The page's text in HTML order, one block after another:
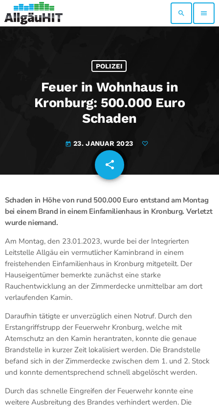
search menu
POLIZEI
Feuer in Wohnhaus in
Kronburg: 500.000 Euro
Schaden
today 23. JANUAR 2023
share
email
Schaden in Höhe von rund 500.000 Euro entstand am Montag
bei einem Brand in einem Einfamilienhaus in Kronburg. Verletzt
wurde niemand.
Am Montag, den 23.01.2023, wurde bei der Integrierten
Leitstelle Allgäu ein vermutlicher Kaminbrand in einem
freistehenden Einfamilienhaus in Kronburg mitgeteilt. Der
Hauseigentümer bemerkte zunächst eine starke
Rauchentwicklung an der Zimmerdecke unmittelbar am dort
verlaufenden Kamin.
Daraufhin tätigte er unverzüglich einen Notruf. Durch den
Erstangriffstrupp der Feuerwehr Kronburg, welche mit
Atemschutz an den Kamin herantraten, konnte die genaue
Brandstelle in kurzer Zeit lokalisiert werden. Die Brandstelle
befand sich in der Zimmerdecke zwischen dem 1. und 2. Stock
und konnte dementsprechend schnell abgelöscht werden.
Durch das schnelle Eingreifen der Feuerwehr konnte eine
weitere Ausbreitung des Brandes verhindert werden. Die